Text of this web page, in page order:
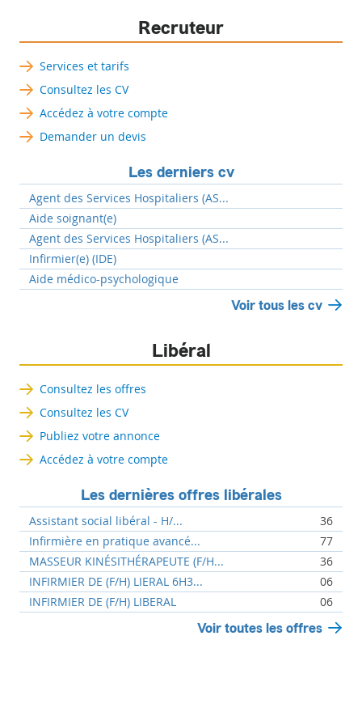
Recruteur
Services et tarifs
Consultez les CV
Accédez à votre compte
Demander un devis
Les derniers cv
Agent des Services Hospitaliers (AS...
Aide soignant(e)
Agent des Services Hospitaliers (AS...
Infirmier(e) (IDE)
Aide médico-psychologique
Voir tous les cv
Libéral
Consultez les offres
Consultez les CV
Publiez votre annonce
Accédez à votre compte
Les dernières offres libérales
Assistant social libéral - H/...
36
Infirmière en pratique avancé...
77
MASSEUR KINÉSITHÉRAPEUTE (F/H...
36
INFIRMIER DE (F/H) LIERAL 6H3...
06
INFIRMIER DE (F/H) LIBERAL
06
Voir toutes les offres